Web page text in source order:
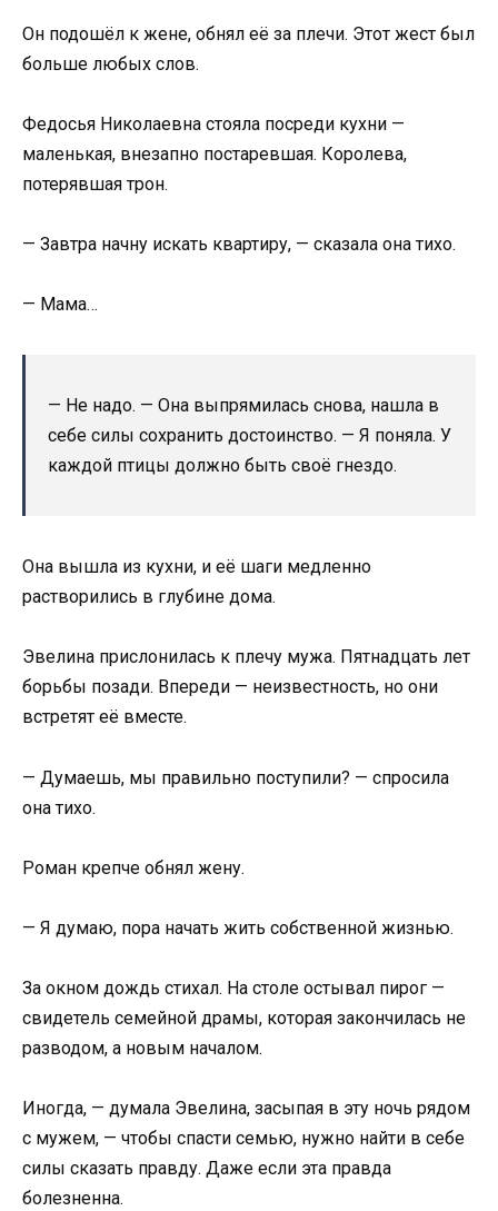
Он подошёл к жене, обнял её за плечи. Этот жест был
больше любых слов.
Федосья Николаевна стояла посреди кухни —
маленькая, внезапно постаревшая. Королева,
потерявшая трон.
— Завтра начну искать квартиру, — сказала она тихо.
— Мама…
— Не надо. — Она выпрямилась снова, нашла в
себе силы сохранить достоинство. — Я поняла. У
каждой птицы должно быть своё гнездо.
Она вышла из кухни, и её шаги медленно
растворились в глубине дома.
Эвелина прислонилась к плечу мужа. Пятнадцать лет
борьбы позади. Впереди — неизвестность, но они
встретят её вместе.
— Думаешь, мы правильно поступили? — спросила
она тихо.
Роман крепче обнял жену.
— Я думаю, пора начать жить собственной жизнью.
За окном дождь стихал. На столе остывал пирог —
свидетель семейной драмы, которая закончилась не
разводом, а новым началом.
Иногда, — думала Эвелина, засыпая в эту ночь рядом
с мужем, — чтобы спасти семью, нужно найти в себе
силы сказать правду. Даже если эта правда
болезненна.